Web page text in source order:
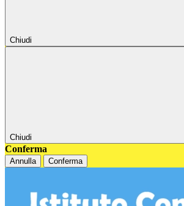
Chiudi
Chiudi
Conferma
Annulla Conferma